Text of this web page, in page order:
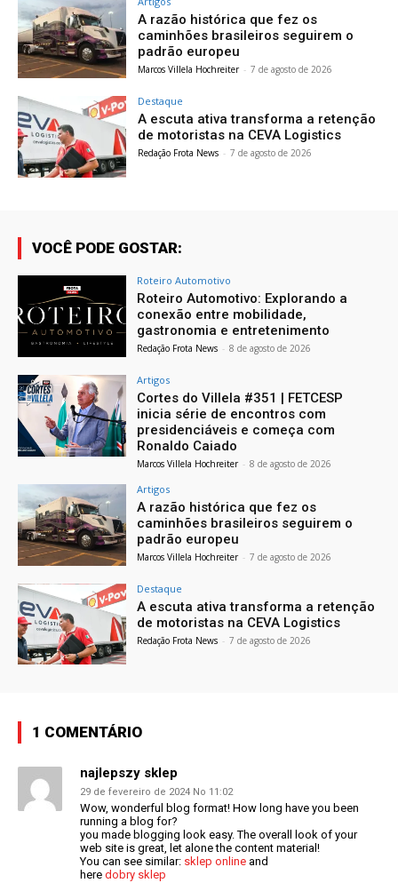
A razão histórica que fez os
caminhões brasileiros seguirem o
padrão europeu
Marcos Villela Hochreiter - 7 de agosto de 2026
Destaque
A escuta ativa transforma a retenção
de motoristas na CEVA Logistics
Redação Frota News - 7 de agosto de 2026
VOCÊ PODE GOSTAR:
Roteiro Automotivo
Roteiro Automotivo: Explorando a
conexão entre mobilidade,
gastronomia e entretenimento
Redação Frota News - 8 de agosto de 2026
Artigos
Cortes do Villela #351 | FETCESP
inicia série de encontros com
presidenciáveis e começa com
Ronaldo Caiado
Marcos Villela Hochreiter - 8 de agosto de 2026
Artigos
A razão histórica que fez os
caminhões brasileiros seguirem o
padrão europeu
Marcos Villela Hochreiter - 7 de agosto de 2026
Destaque
A escuta ativa transforma a retenção
de motoristas na CEVA Logistics
Redação Frota News - 7 de agosto de 2026
1 COMENTÁRIO
najlepszy sklep
29 de fevereiro de 2024 No 11:02
Wow, wonderful blog format! How long have you been
running a blog for?
you made blogging look easy. The overall look of your
web site is great, let alone the content material!
You can see similar: sklep online and
here dobry sklep